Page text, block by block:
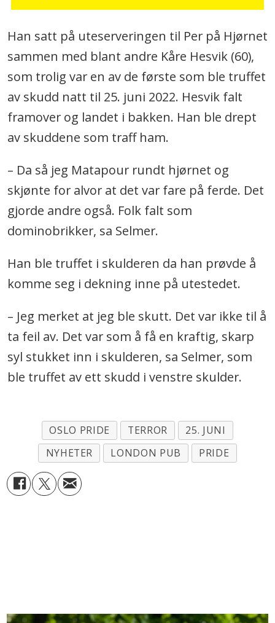
Han satt på uteserveringen til Per på Hjørnet
sammen med blant andre Kåre Hesvik (60),
som trolig var en av de første som ble truffet
av skudd natt til 25. juni 2022. Hesvik falt
framover og landet i bakken. Han ble drept
av skuddene som traff ham.
– Da så jeg Matapour rundt hjørnet og
skjønte for alvor at det var fare på ferde. Det
gjorde andre også. Folk falt som
dominobrikker, sa Selmer.
Han ble truffet i skulderen da han prøvde å
komme seg i dekning inne på utestedet.
– Jeg merket at jeg ble skutt. Det var ikke til å
ta feil av. Det var som å få en kraftig, skarp
syl stukket inn i skulderen, sa Selmer, som
ble truffet av ett skudd i venstre skulder.
OSLO PRIDE TERROR
25. JUNI
NYHETER
LONDON PUB PRIDE